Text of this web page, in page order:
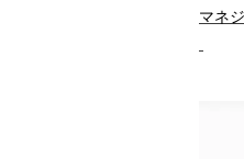
マネ